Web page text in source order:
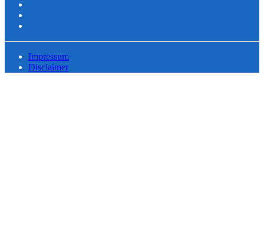
Impressum
Disclaimer